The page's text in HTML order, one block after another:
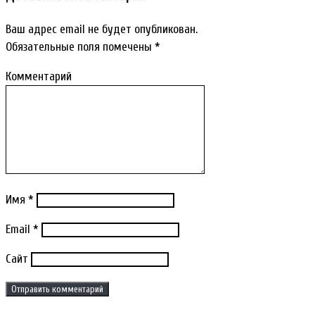
Ваш адрес email не будет опубликован.
Обязательные поля помечены *
Комментарий
Имя *
Email *
Сайт